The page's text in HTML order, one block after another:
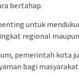
bertahap.
untuk
regional
pemerintah kota
bagi masyarakat.